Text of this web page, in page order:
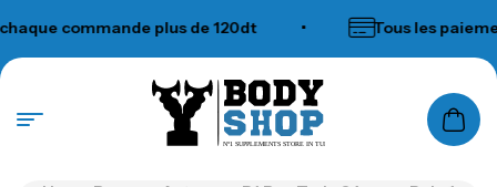
commande plus de 120dt Tous les
N°1 SUPPLEMENTS STORE IN TUNISIA